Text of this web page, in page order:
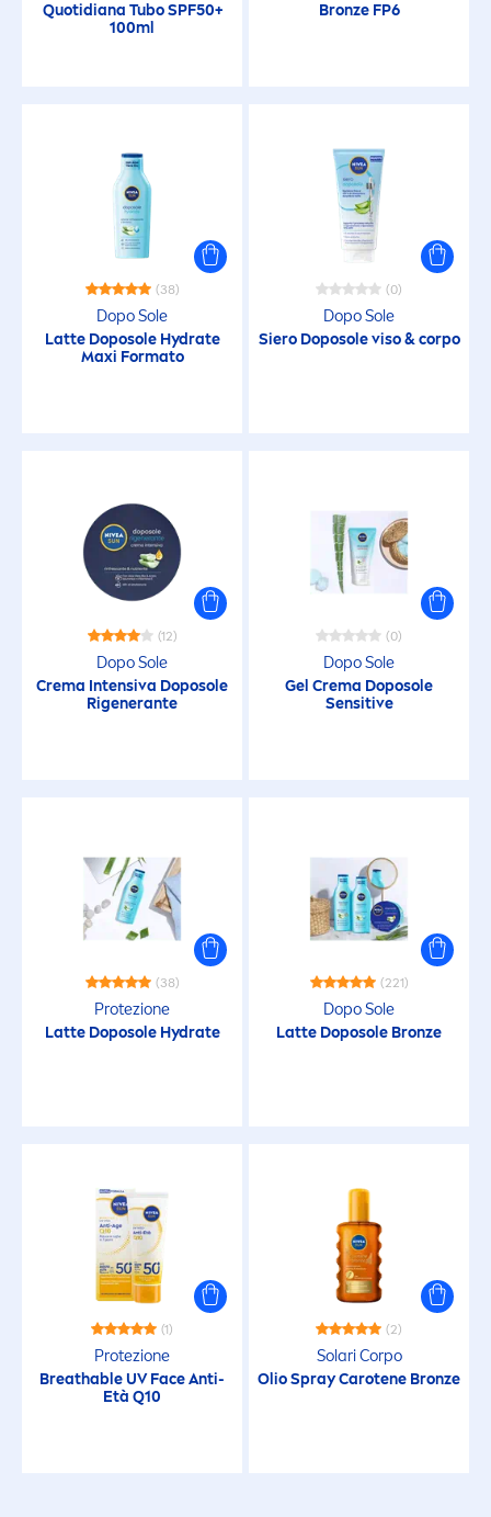
Quotidiana Tubo SPF50+
100ml
BronzeFP6
(38)
Dopo Sole
Latte Doposole Hydrate
Maxi Formato
(0)
Dopo Sole
Siero Doposole viso & corpo
(12)
Dopo Sole
Crema Intensiva Doposole
Rigenerante
(0)
Dopo Sole
Gel Crema Doposole
Sensitive
(38)
Protezione
Latte Doposole Hydrate
(221)
Dopo Sole
Latte Doposole Bronze
(1)
Protezione
Breathable UV Face Anti-
Età Q10
(2)
Solari Corpo
Olio Spray Carotene Bronze